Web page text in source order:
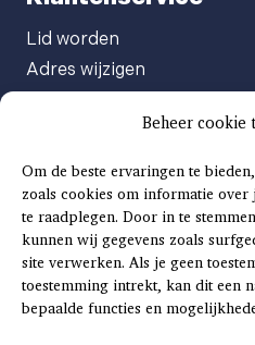
Beheer cookie
Om de beste ervaringen te
zoals cookies om informatie
te raadplegen. Door in te
kunnen wij gegevens zoals
site verwerken. Als je geen
toestemming intrekt, kan dit een
bepaalde functies en
Lid worden
Adres wijzigen
Abonnement opzeggen
Afgeven automatische
Factuur betalen
Klachtenformulier
Overige vragen
Adverteren